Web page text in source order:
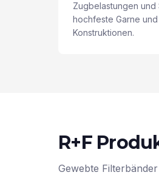
Zugbelastungen
hochfeste Garne
Konstruktionen.
R+F
Gewebte